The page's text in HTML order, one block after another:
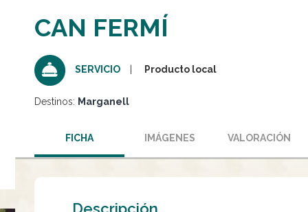
CAN FERMÍ
SERVICIO Producto local
Destinos: Marganell
FICHA IMÁGENES VALORACIÓN